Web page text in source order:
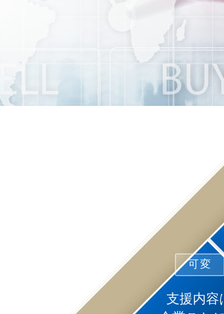
可変
支援内容